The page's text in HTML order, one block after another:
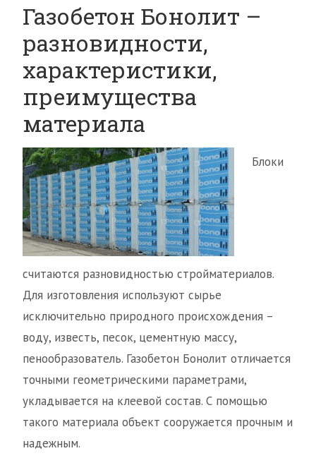
Газобетон Бонолит –
разновидности,
характеристики,
преимущества
материала
Блоки
считаются разновидностью стройматериалов.
Для изготовления используют сырье
исключительно природного происхождения –
воду, известь, песок, цементную массу,
пенообразователь. Газобетон Бонолит отличается
точными геометрическими параметрами,
укладывается на клеевой состав. С помощью
такого материала объект сооружается прочным и
надежным.